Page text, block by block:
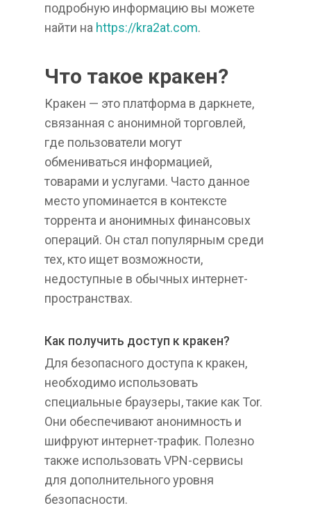
подробную информацию вы можете
найти на https://kra2at.com.
Что такое кракен?
Кракен — это платформа в даркнете,
связанная с анонимной торговлей,
где пользователи могут
обмениваться информацией,
товарами и услугами. Часто данное
место упоминается в контексте
торрента и анонимных финансовых
операций. Он стал популярным среди
тех, кто ищет возможности,
недоступные в обычных интернет-
пространствах.
Как получить доступ к кракен?
Для безопасного доступа к кракен,
необходимо использовать
специальные браузеры, такие как Tor.
Они обеспечивают анонимность и
шифруют интернет-трафик. Полезно
также использовать VPN-сервисы
для дополнительного уровня
безопасности.